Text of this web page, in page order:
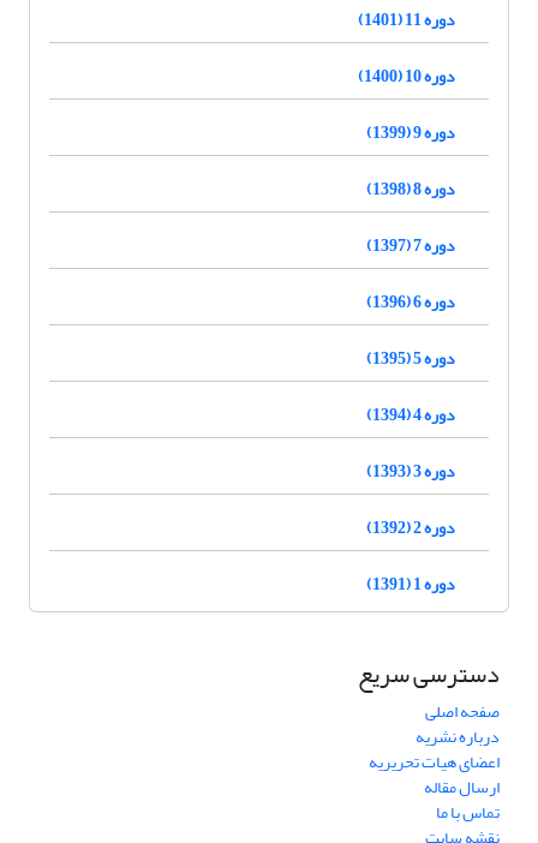
دوره 11 (1401)
دوره 10 (1400)
دوره 9 (1399)
دوره 8 (1398)
دوره 7 (1397)
دوره 6 (1396)
دوره 5 (1395)
دوره 4 (1394)
دوره 3 (1393)
دوره 2 (1392)
دوره 1 (1391)
دسترسی سریع
صفحه اصلی
درباره نشریه
اعضای هیات تحریریه
ارسال مقاله
تماس با ما